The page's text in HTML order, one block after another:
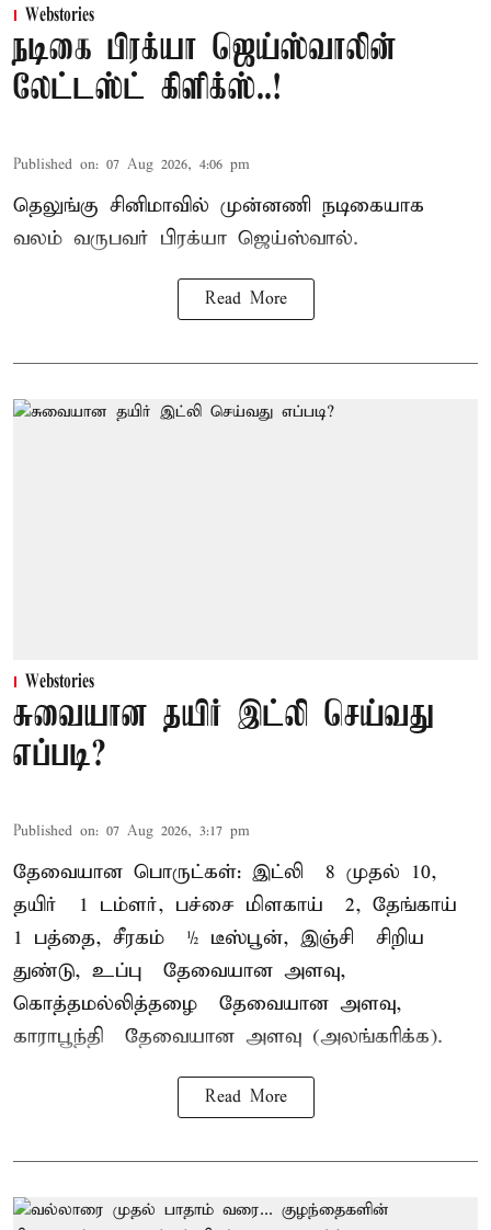
Webstories
நடிகை பிரக்யா ஜெய்ஸ்வாலின்
லேட்டஸ்ட் கிளிக்ஸ்..!
Published on: 07 Aug 2026, 4:06 pm
தெலுங்கு சினிமாவில் முன்னணி நடிகையாக
வலம் வருபவர் பிரக்யா ஜெய்ஸ்வால்.
Read More
Webstories
சுவையான தயிர் இட்லி செய்வது
எப்படி?
Published on: 07 Aug 2026, 3:17 pm
தேவையான பொருட்கள்: இட்லி – 8 முதல் 10,
தயிர் – 1 டம்ளர், பச்சை மிளகாய் – 2, தேங்காய் –
1 பத்தை, சீரகம் – ½ டீஸ்பூன், இஞ்சி – சிறிய
துண்டு, உப்பு – தேவையான அளவு,
கொத்தமல்லித்தழை – தேவையான அளவு,
காராபூந்தி – தேவையான அளவு (அலங்கரிக்க).
Read More